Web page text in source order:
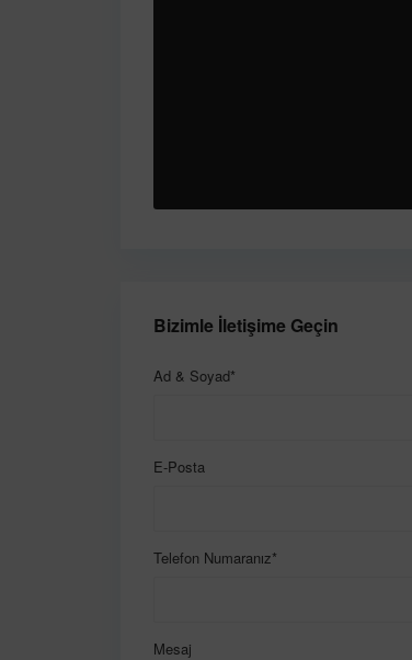
Bizimle İletişime Geçin
Ad & Soyad*
E-Posta
Telefon Numaranız*
Mesaj